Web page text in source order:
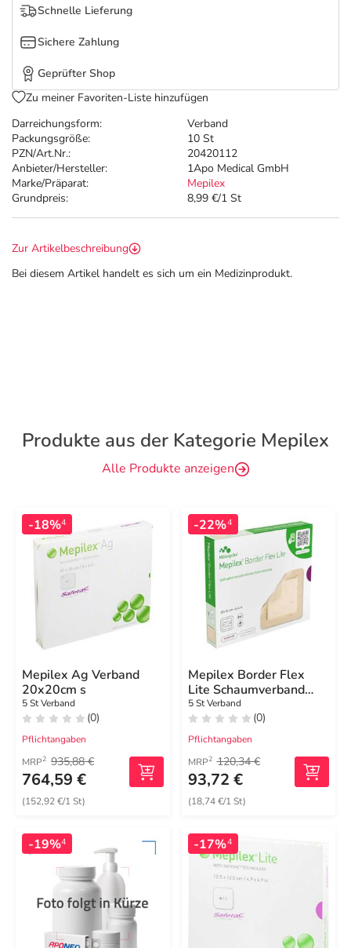
Tierapotheke
Vitamine & Mineralstoffe
Marken
Salus Deals
Darreichungsform:
Verband
Packungsgröße:
10 St
PZN/Art.Nr.:
20420112
Anbieter/Hersteller:
1Apo Medical GmbH
Marke/Präparat:
Mepilex
Grundpreis:
8,99 €/1 St
Schnelle Lieferung
Sichere Zahlung
Geprüfter Shop
Zu meiner Favoriten-Liste hinzufügen
Zur Artikelbeschreibung
Bei diesem Artikel handelt es sich um ein Medizinprodukt.
Produkte aus der Kategorie Mepilex
Alle Produkte anzeigen
-18%4
Mepilex Ag Verband
20x20cm s
5 St Verband
(0)
Pflichtangaben
MRP2 935,88 €
764,59 €
(152,92 €/1 St)
-22%4
Mepilex Border Flex
Lite Schaumverband
10x10 cm
5 St Verband
(0)
Pflichtangaben
MRP2 120,34 €
93,72 €
(18,74 €/1 St)
-19%4 -17%4